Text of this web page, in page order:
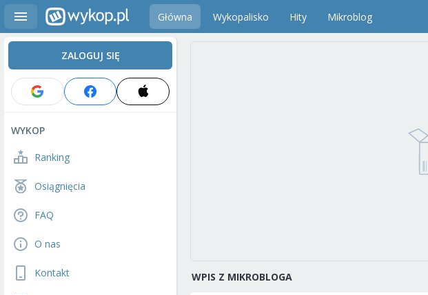
Główna Wykopalisko Hity Mikroblog
ZALOGUJ SIĘ
WYKOP
Ranking
Osiągnięcia
FAQ
O nas
Kontakt WPIS Z MIKROBLOGA